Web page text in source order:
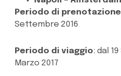
Periodo di prenotazione
Settembre 2016
Periodo di viaggio: dal
Marzo 2017